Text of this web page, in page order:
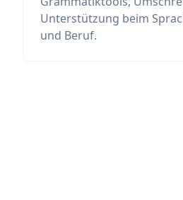
Unterstützung beim
und Beruf.